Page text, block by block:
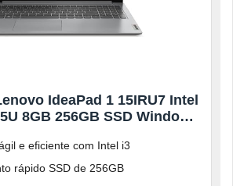
IdeaPad 1 15IRU7 Intel
8GB 256GB SSD Windows
e eficiente com Intel i3
rápido SSD de 256GB